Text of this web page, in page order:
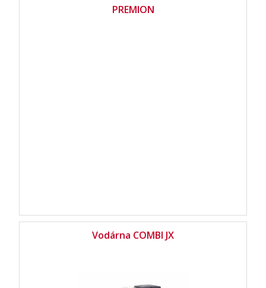
PREMION
Vodárna COMBI JX